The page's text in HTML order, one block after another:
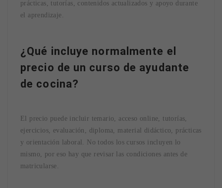
prácticas, tutorías, contenidos actualizados y apoyo durante
el aprendizaje.
¿Qué incluye normalmente el
precio de un curso de ayudante
de cocina?
El precio puede incluir temario, acceso online, tutorías,
ejercicios, evaluación, diploma, material didáctico, prácticas
y orientación laboral. No todos los cursos incluyen lo
mismo, por eso hay que revisar las condiciones antes de
matricularse.